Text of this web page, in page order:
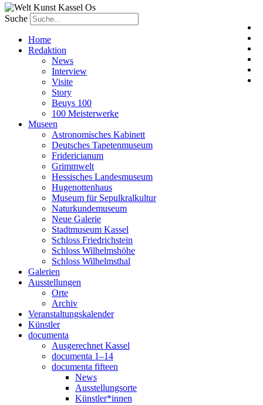
Suche
Home
Redaktion
News
Interview
Visite
Story
Beuys 100
100 Meisterwerke
Museen
Astronomisches Kabinett
Deutsches Tapetenmuseum
Fridericianum
Grimmwelt
Hessisches Landesmuseum
Hugenottenhaus
Museum für Sepulkralkultur
Naturkundemuseum
Neue Galerie
Stadtmuseum Kassel
Schloss Friedrichstein
Schloss Wilhelmshöhe
Schloss Wilhelmsthal
Galerien
Ausstellungen
Orte
Archiv
Veranstaltungskalender
Künstler
documenta
Ausgerechnet Kassel
documenta 1–14
documenta fifteen
News
Ausstellungsorte
Künstler*innen